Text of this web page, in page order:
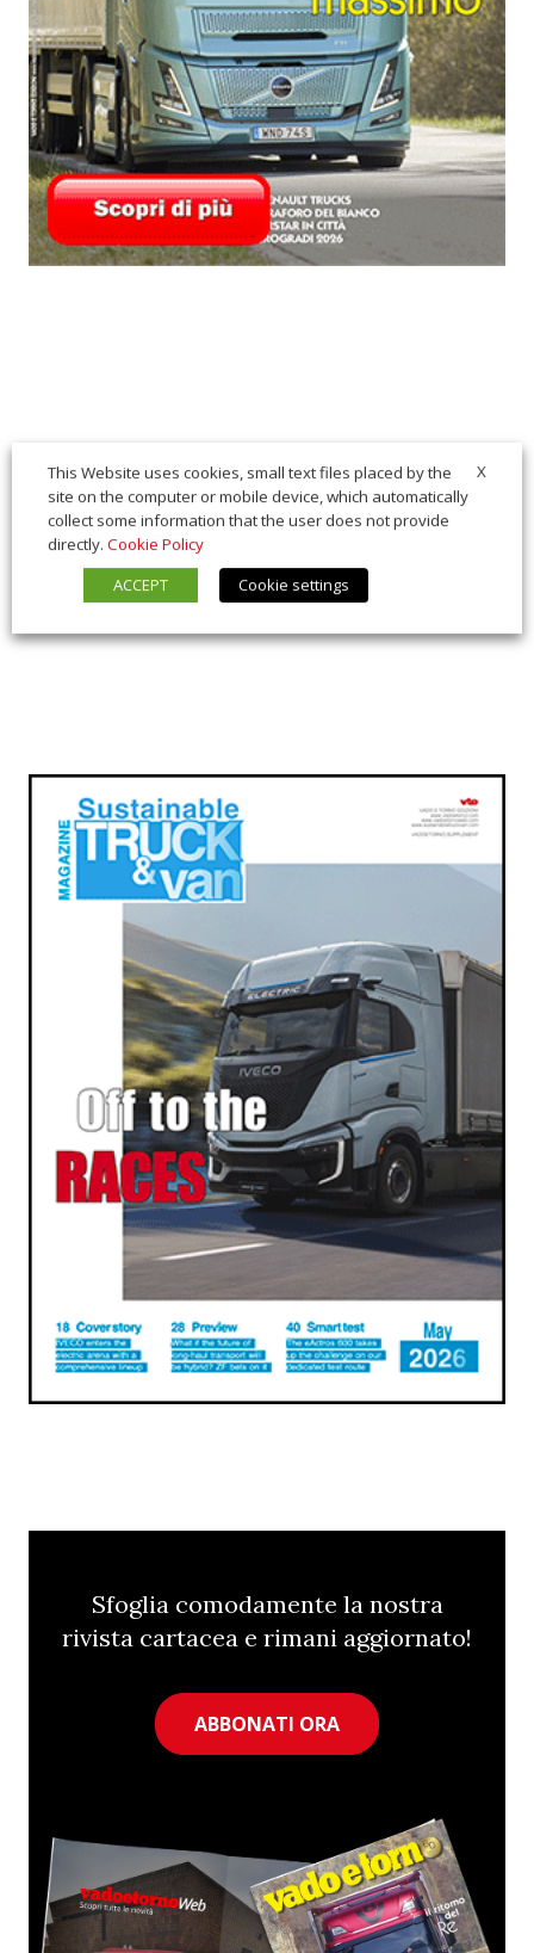
Sfoglia comodamente la nostra
rivista cartacea e rimani aggiornato!
ABBONATI ORA
X
This Website uses cookies, small text files placed by the
site on the computer or mobile device, which automatically
collect some information that the user does not provide
directly. Cookie Policy
ACCEPT
Cookie settings